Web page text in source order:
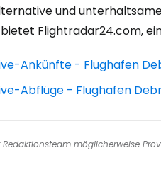
und
bietet Flightradar24.com,
Ankünfte - Flughafen
Abflüge - Flughafen
möglicherweise